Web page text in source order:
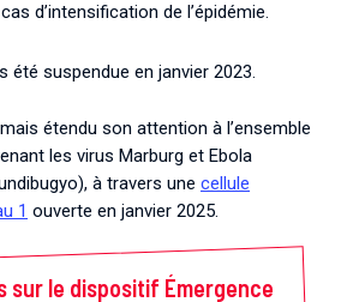
d’intensification de l’épidémie.
été suspendue en janvier 2023.
étendu son attention à l’ensemble
les virus Marburg et Ebola
à travers une cellule
1 ouverte en janvier 2025.
sur le dispositif Émergence